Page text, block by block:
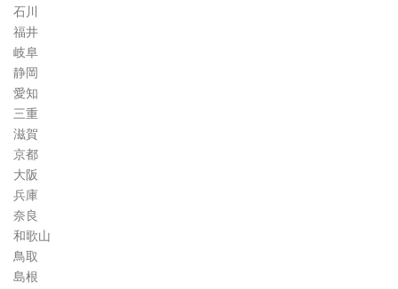
石川
福井
岐阜
静岡
愛知
三重
滋賀
京都
大阪
兵庫
奈良
和歌山
鳥取
島根